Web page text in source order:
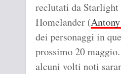
reclutati da Starlight
Homelander (
dei personaggi in
prossimo 20
alcuni volti noti